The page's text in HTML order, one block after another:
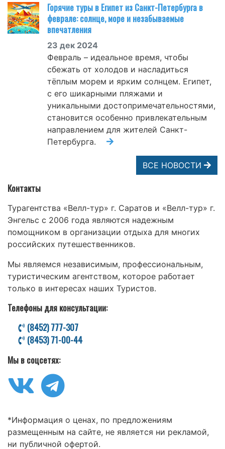
Горячие туры в Египет из Санкт-Петербурга в
феврале: солнце, море и незабываемые
впечатления
23 дек 2024
Февраль – идеальное время, чтобы
сбежать от холодов и насладиться
тёплым морем и ярким солнцем. Египет,
с его шикарными пляжами и
уникальными достопримечательностями,
становится особенно привлекательным
направлением для жителей Санкт-
Петербурга.
ВСЕ НОВОСТИ
Контакты
Турагентства «Велл-тур» г. Саратов и «Велл-тур» г.
Энгельс с 2006 года являются надежным
помощником в организации отдыха для многих
российских путешественников.
Мы являемся независимым, профессиональным,
туристическим агентством, которое работает
только в интересах наших Туристов.
Телефоны для консультации:
(8452) 777-307
(8453) 71-00-44
Мы в соцсетях:
*Информация о ценах, по предложениям
размещенным на сайте, не является ни рекламой,
ни публичной офертой.